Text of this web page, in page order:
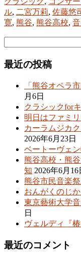
ル, 二宮万莉, 佐藤悠
寛, 熊谷, 熊谷高校,
最近の投稿
「熊谷オペラ
月6日
クラシックfor
明日はファミ
カーラムジカ
2026年6月23日
ベートーヴェ
熊谷高校・熊
知 2026年6月16
熊谷市民音楽祭
おんがくのじ
東京藝術大学
日
ヴェルディ『椿
最近のコメント